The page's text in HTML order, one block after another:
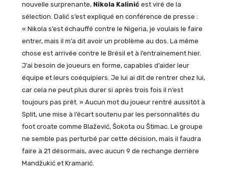
nouvelle surprenante, Nikola Kalinićest viré de la
sélection. Dalić s’est expliqué en conférence de presse :
« Nikola s’est échauffé contre le Nigeria, je voulais le faire
entrer, mais il m’a dit avoir un problème au dos. La même
chose est arrivée contre le Brésil et à l’entrainement hier.
J’ai besoin de joueurs en forme, capables d’aider leur
équipe et leurs coéquipiers. Je lui ai dit de rentrer chez lui,
car cela ne peut plus durer si après trois fois il n’est
toujours pas prêt. » Aucun mot du joueur rentré aussitôt à
Split, une mise à l’écart soutenu par les personnalités du
foot croate comme Blažević, Šokota ou Štimac. Le groupe
ne semble pas perturbé par cette décision, mais il faudra
faire à 21 désormais, avec aucun 9 de rechange derrière
Mandžukić et Kramarić.